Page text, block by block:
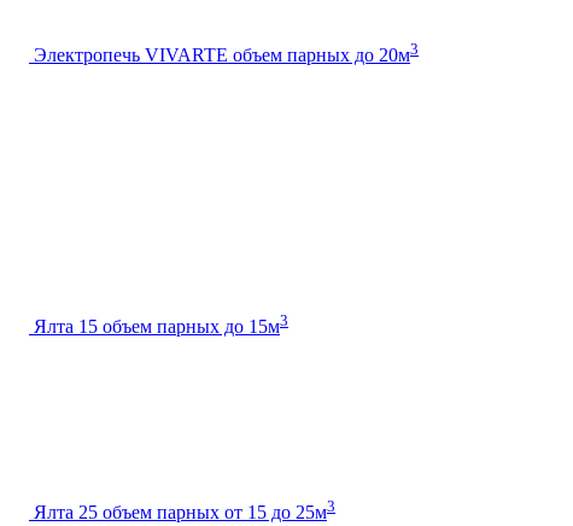
Электропечь VIVARTE объем парных до 20м3
Ялта 15 объем парных до 15м3
Ялта 25 объем парных от 15 до 25м3